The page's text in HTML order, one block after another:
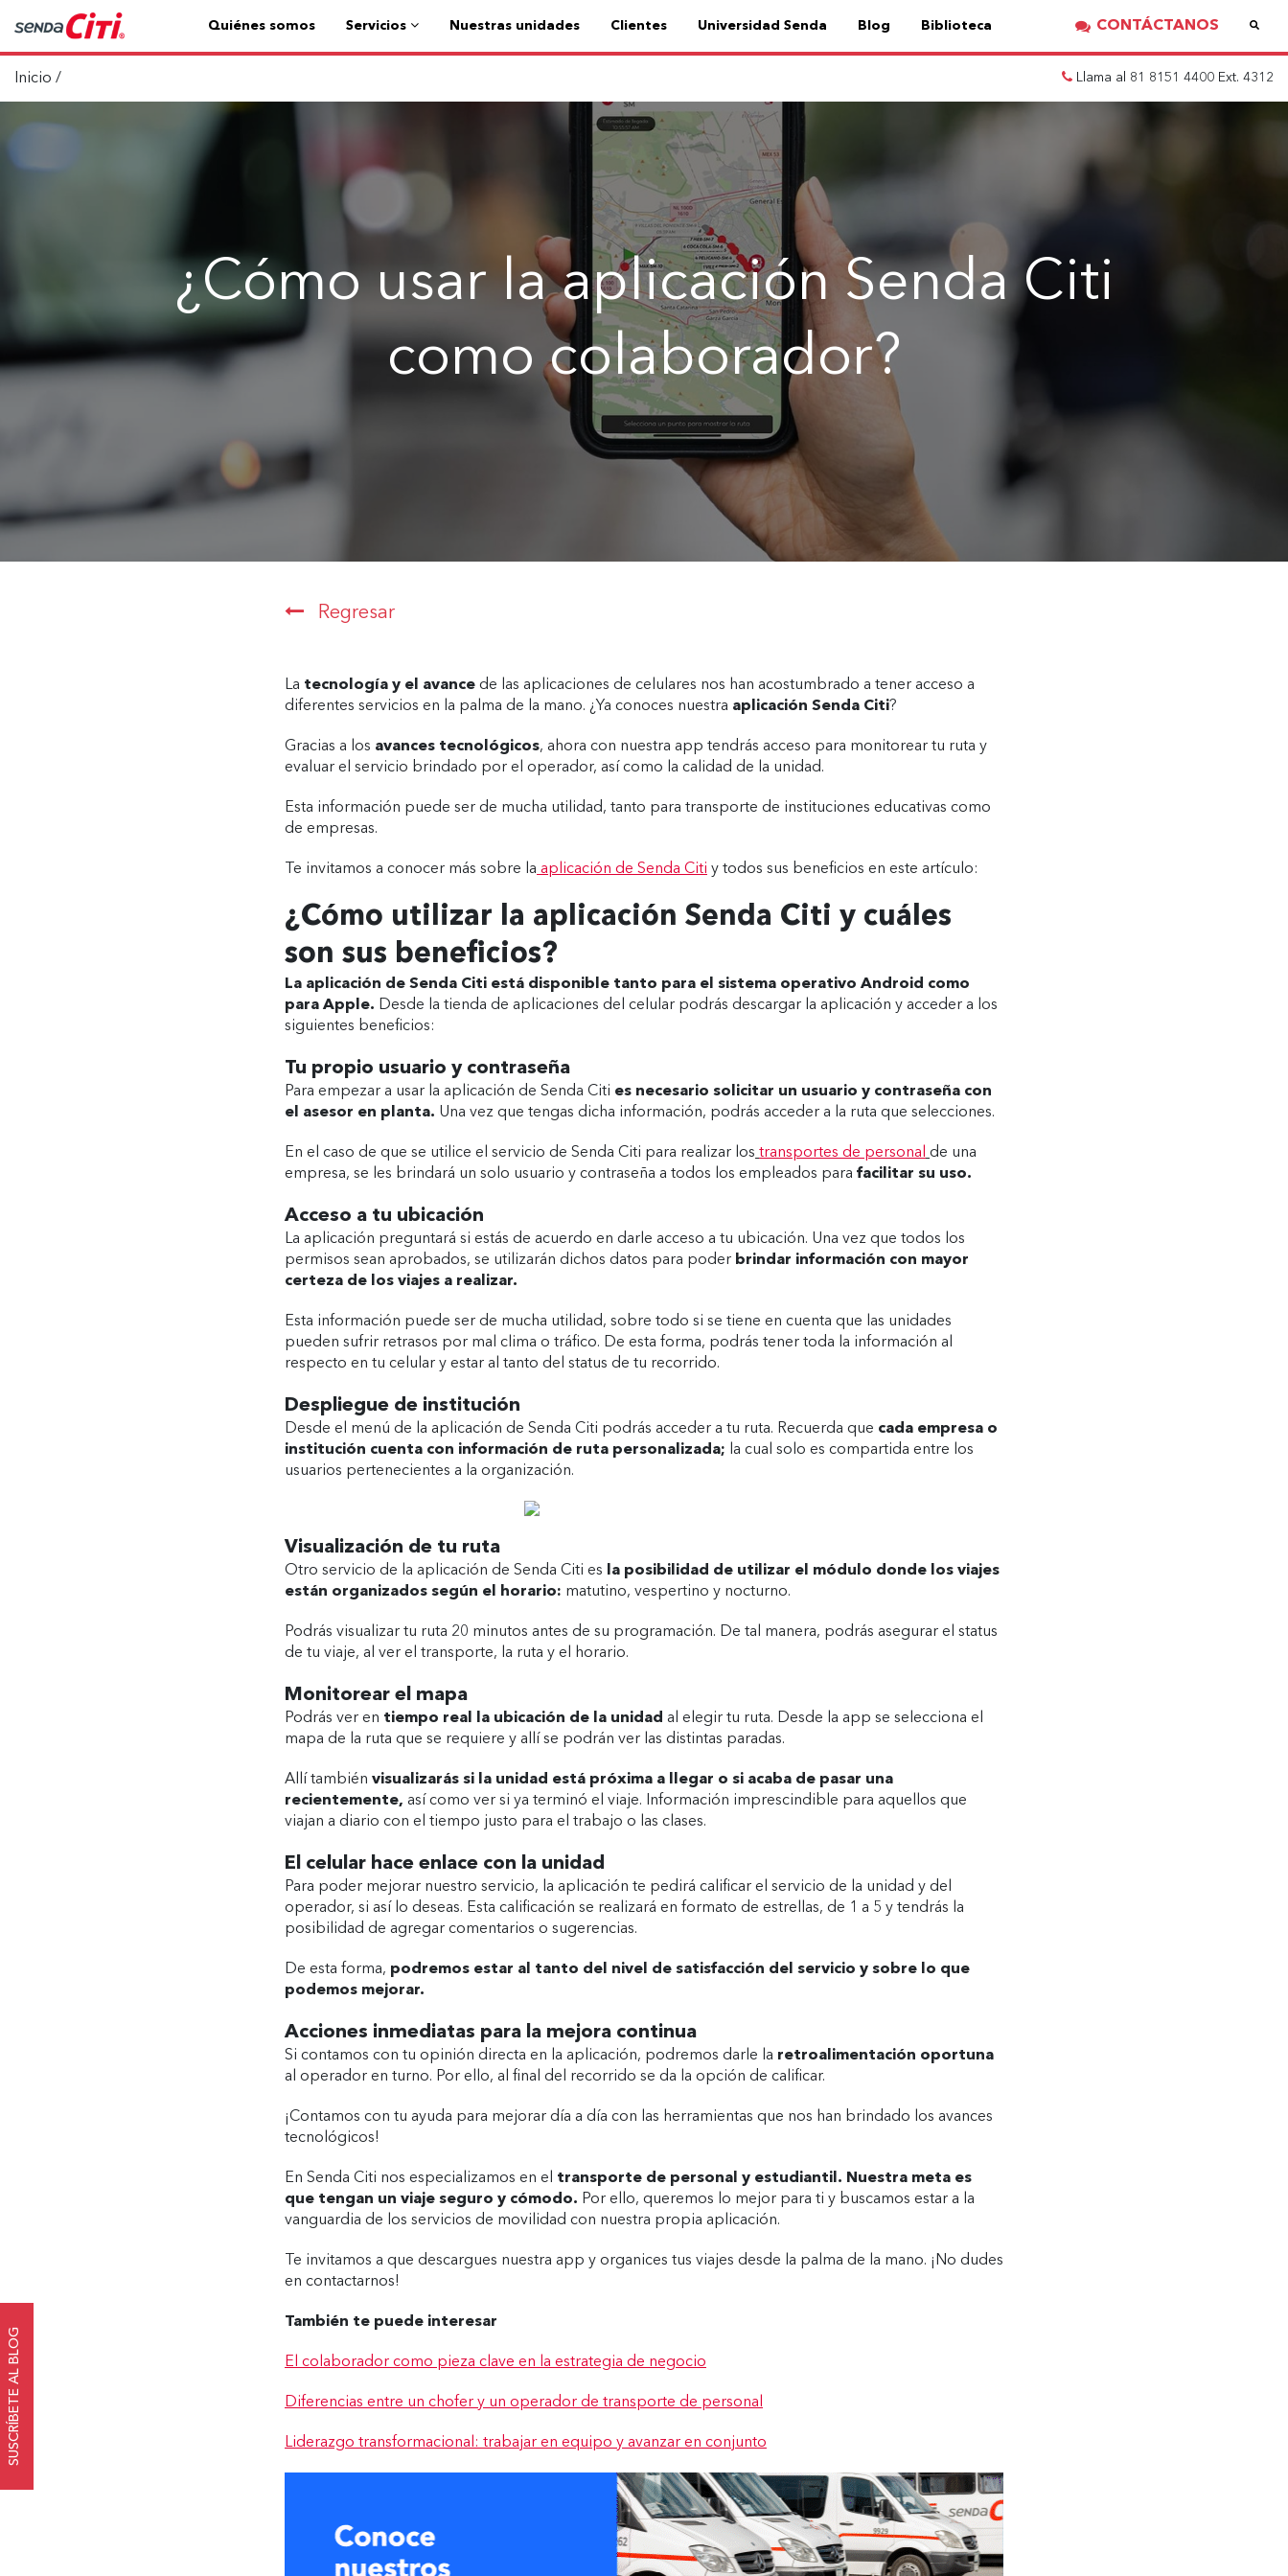
SUSCRÍBETE AL BLOG
Quiénes somos Servicios Nuestras unidades Clientes Universidad Senda Blog Biblioteca CONTÁCTANOS
Inicio / Llama al 81 8151 4400 Ext. 4312
¿Cómo usar la aplicación Senda Citi
como colaborador?
Regresar
La tecnología y el avance de las aplicaciones de celulares nos han acostumbrado a tener acceso a
diferentes servicios en la palma de la mano. ¿Ya conoces nuestra aplicación Senda Citi?
Gracias a los avances tecnológicos, ahora con nuestra app tendrás acceso para monitorear tu ruta y
evaluar el servicio brindado por el operador, así como la calidad de la unidad.
Esta información puede ser de mucha utilidad, tanto para transporte de instituciones educativas como
de empresas.
Te invitamos a conocer más sobre la aplicación de Senda Citi y todos sus beneficios en este artículo:
¿Cómo utilizar la aplicación Senda Citi y cuáles
son sus beneficios?
La aplicación de Senda Citi está disponible tanto para el sistema operativo Android como
para Apple. Desde la tienda de aplicaciones del celular podrás descargar la aplicación y acceder a los
siguientes beneficios:
Tu propio usuario y contraseña
Para empezar a usar la aplicación de Senda Citi es necesario solicitar un usuario y contraseña con
el asesor en planta. Una vez que tengas dicha información, podrás acceder a la ruta que selecciones.
En el caso de que se utilice el servicio de Senda Citi para realizar los transportes de personal de una
empresa, se les brindará un solo usuario y contraseña a todos los empleados para facilitar su uso.
Acceso a tu ubicación
La aplicación preguntará si estás de acuerdo en darle acceso a tu ubicación. Una vez que todos los
permisos sean aprobados, se utilizarán dichos datos para poder brindar información con mayor
certeza de los viajes a realizar.
Esta información puede ser de mucha utilidad, sobre todo si se tiene en cuenta que las unidades
pueden sufrir retrasos por mal clima o tráfico. De esta forma, podrás tener toda la información al
respecto en tu celular y estar al tanto del status de tu recorrido.
Despliegue de institución
Desde el menú de la aplicación de Senda Citi podrás acceder a tu ruta. Recuerda que cada empresa o
institución cuenta con información de ruta personalizada; la cual solo es compartida entre los
usuarios pertenecientes a la organización.
Visualización de tu ruta
Otro servicio de la aplicación de Senda Citi es
la posibilidad de utilizar el módulo donde los viajes
están organizados según el horario: matutino, vespertino y nocturno.
Podrás visualizar tu ruta 20 minutos antes de su programación. De tal manera, podrás asegurar el status
de tu viaje, al ver el transporte, la ruta y el horario.
Monitorear el mapa
Podrás ver en tiempo real la ubicación de la unidad al elegir tu ruta. Desde la app se selecciona el
mapa de la ruta que se requiere y allí se podrán ver las distintas paradas.
Allí también visualizarás si la unidad está próxima a llegar o si acaba de pasar una
recientemente, así como ver si ya terminó el viaje. Información imprescindible para aquellos que
viajan a diario con el tiempo justo para el trabajo o las clases.
El celular hace enlace con la unidad
Para poder mejorar nuestro servicio, la aplicación te pedirá calificar el servicio de la unidad y del
operador, si así lo deseas. Esta calificación se realizará en formato de estrellas, de 1 a 5 y tendrás la
posibilidad de agregar comentarios o sugerencias.
De esta forma, podremos estar al tanto del nivel de satisfacción del servicio y sobre lo que
podemos mejorar.
Acciones inmediatas para la mejora continua
Si contamos con tu opinión directa en la aplicación, podremos darle la retroalimentación oportuna
al operador en turno. Por ello, al final del recorrido se da la opción de calificar.
¡Contamos con tu ayuda para mejorar día a día con las herramientas que nos han brindado los avances
tecnológicos!
En Senda Citi nos especializamos en el transporte de personal y estudiantil. Nuestra meta es
que tengan un viaje seguro y cómodo. Por ello, queremos lo mejor para ti y buscamos estar a la
vanguardia de los servicios de movilidad con nuestra propia aplicación.
Te invitamos a que descargues nuestra app y organices tus viajes desde la palma de la mano. ¡No dudes
en contactarnos!
También te puede interesar
El colaborador como pieza clave en la estrategia de negocio
Diferencias entre un chofer y un operador de transporte de personal
Liderazgo transformacional: trabajar en equipo y avanzar en conjunto